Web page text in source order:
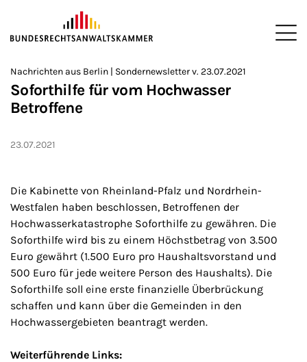
ZUM HAUPTINHALT SPRINGEN
Sie befinden sich hier:
>
Startseite
>
Newsroom
>
Newsletter
>
Nachrichten aus Berlin
Nachrichten aus Berlin | Sondernewsletter v. 23.07.2021
Soforthilfe für vom Hochwasser
Betroffene
23.07.2021
Die Kabinette von Rheinland-Pfalz und Nordrhein-
Westfalen haben beschlossen, Betroffenen der
Hochwasserkatastrophe Soforthilfe zu gewähren. Die
Soforthilfe wird bis zu einem Höchstbetrag von 3.500
Euro gewährt (1.500 Euro pro Haushaltsvorstand und
500 Euro für jede weitere Person des Haushalts). Die
Soforthilfe soll eine erste finanzielle Überbrückung
schaffen und kann über die Gemeinden in den
Hochwassergebieten beantragt werden.
Weiterführende Links: